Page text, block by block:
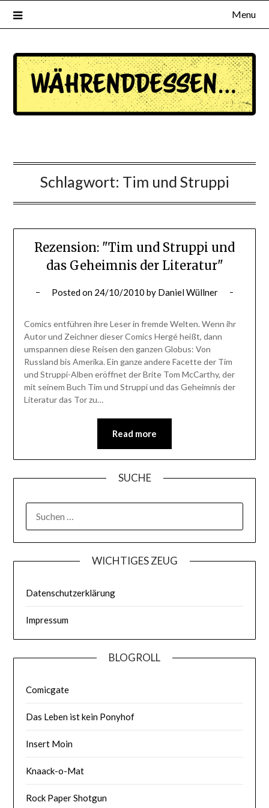
Menu
Schlagwort: Tim und Struppi
Rezension: "Tim und Struppi und
das Geheimnis der Literatur"
Posted on 24/10/2010 by Daniel Wüllner
Comics entführen ihre Leser in fremde Welten. Wenn ihr
Autor und Zeichner dieser Comics Hergé heißt, dann
umspannen diese Reisen den ganzen Globus: Von
Russland bis Amerika. Ein ganze andere Facette der Tim
und Struppi-Alben eröffnet der Brite Tom McCarthy, der
mit seinem Buch Tim und Struppi und das Geheimnis der
Literatur das Tor zu…
Read more
SUCHE
WICHTIGES ZEUG
Datenschutzerklärung
Impressum
BLOGROLL
Comicgate
Das Leben ist kein Ponyhof
Insert Moin
Knaack-o-Mat
Rock Paper Shotgun